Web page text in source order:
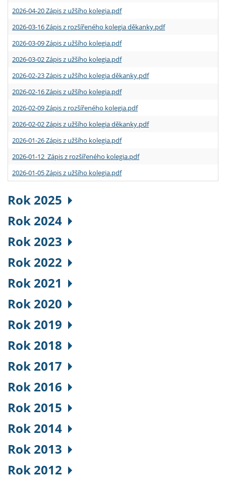
2026-04-20 Zápis z užšího kolegia.pdf
2026-03-16 Zápis z rozšířeného kolegia děkanky.pdf
2026-03-09 Zápis z užšího kolegia.pdf
2026-03-02 Zápis z užšího kolegia.pdf
2026-02-23 Zápis z užšího kolegia děkanky.pdf
2026-02-16 Zápis z užšího kolegia.pdf
2026-02-09 Zápis z rozšířeného kolegia.pdf
2026-02-02 Zápis z užšího kolegia děkanky.pdf
2026-01-26 Zápis z užšího kolegia.pdf
2026-01-12 Zápis z rozšířeného kolegia.pdf
2026-01-05 Zápis z užšího kolegia.pdf
Rok 2025
Rok 2024
Rok 2023
Rok 2022
Rok 2021
Rok 2020
Rok 2019
Rok 2018
Rok 2017
Rok 2016
Rok 2015
Rok 2014
Rok 2013
Rok 2012